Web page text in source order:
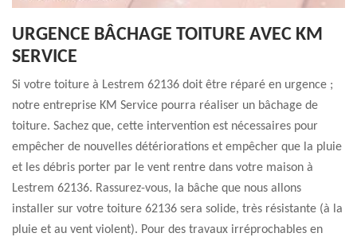
URGENCE BÂCHAGE TOITURE AVEC KM
SERVICE
Si votre toiture à Lestrem 62136 doit être réparé en urgence ;
notre entreprise KM Service pourra réaliser un bâchage de
toiture. Sachez que, cette intervention est nécessaires pour
empêcher de nouvelles détériorations et empêcher que la pluie
et les débris porter par le vent rentre dans votre maison à
Lestrem 62136. Rassurez-vous, la bâche que nous allons
installer sur votre toiture 62136 sera solide, très résistante (à la
pluie et au vent violent). Pour des travaux irréprochables en